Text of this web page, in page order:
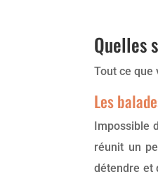
Quelles
Tout ce que
Les
Impossible
réunit un
détendre et